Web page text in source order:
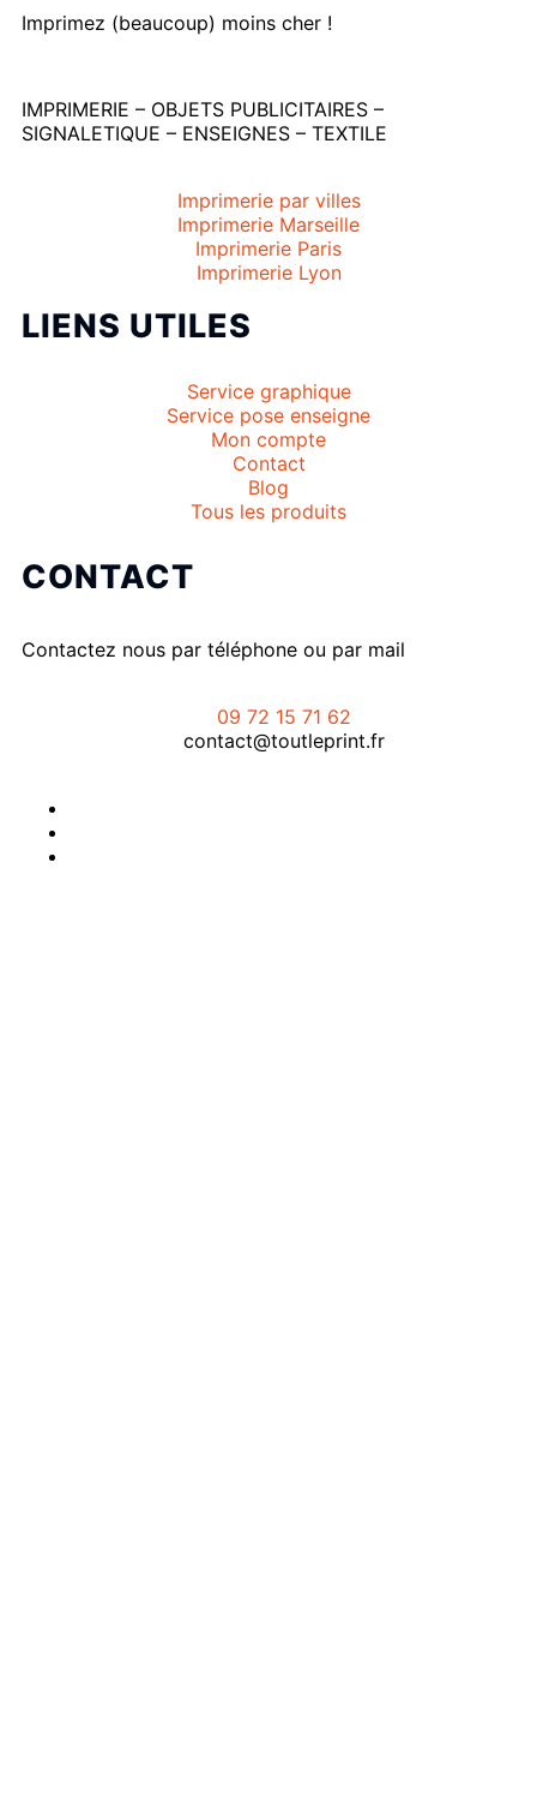
Imprimez (beaucoup) moins cher !
IMPRIMERIE – OBJETS PUBLICITAIRES –
SIGNALETIQUE – ENSEIGNES – TEXTILE
Imprimerie par villes
Imprimerie Marseille
Imprimerie Paris
Imprimerie Lyon
LIENS UTILES
Service graphique
Service pose enseigne
Mon compte
Contact
Blog
Tous les produits
CONTACT
Contactez nous par téléphone ou par mail
09 72 15 71 62
contact@toutleprint.fr